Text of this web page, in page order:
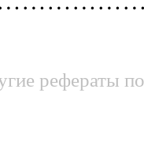
рефераты